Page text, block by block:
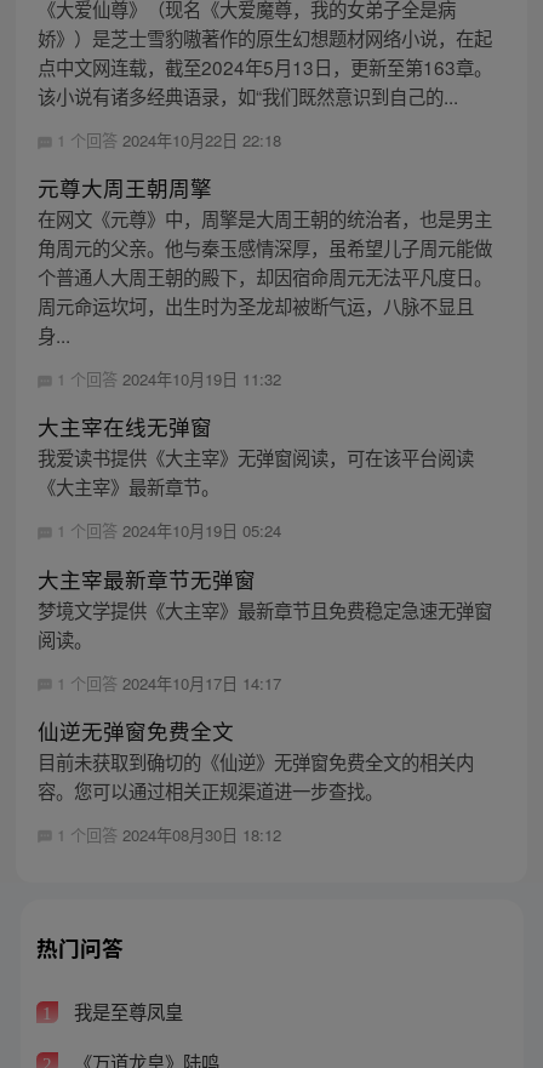
《大爱仙尊》（现名《大爱魔尊，我的女弟子全是病
娇》）是芝士雪豹嗷著作的原生幻想题材网络小说，在起
点中文网连载，截至2024年5月13日，更新至第163章。
该小说有诸多经典语录，如“我们既然意识到自己的...
1 个回答 2024年10月22日 22:18
元尊大周王朝周擎
在网文《元尊》中，周擎是大周王朝的统治者，也是男主
角周元的父亲。他与秦玉感情深厚，虽希望儿子周元能做
个普通人大周王朝的殿下，却因宿命周元无法平凡度日。
周元命运坎坷，出生时为圣龙却被断气运，八脉不显且
身...
1 个回答 2024年10月19日 11:32
大主宰在线无弹窗
我爱读书提供《大主宰》无弹窗阅读，可在该平台阅读
《大主宰》最新章节。
1 个回答 2024年10月19日 05:24
大主宰最新章节无弹窗
梦境文学提供《大主宰》最新章节且免费稳定急速无弹窗
阅读。
1 个回答 2024年10月17日 14:17
仙逆无弹窗免费全文
目前未获取到确切的《仙逆》无弹窗免费全文的相关内
容。您可以通过相关正规渠道进一步查找。
1 个回答 2024年08月30日 18:12
热门问答
1 我是至尊凤皇
2 《万道龙皇》陆鸣